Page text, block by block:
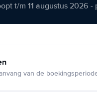
t/m 11 augustus 2026
van de